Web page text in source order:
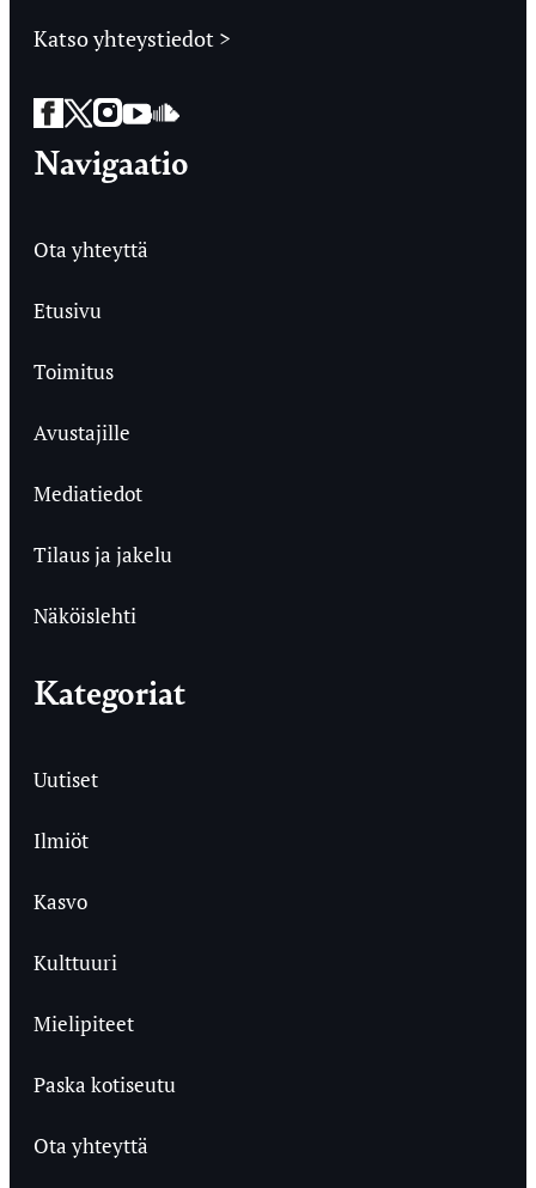
Katso yhteystiedot >
Facebook
Twitter
Instagram
YouTube
SoundCloud
Navigaatio
Ota yhteyttä
Etusivu
Toimitus
Avustajille
Mediatiedot
Tilaus ja jakelu
Näköislehti
Kategoriat
Uutiset
Ilmiöt
Kasvo
Kulttuuri
Mielipiteet
Paska kotiseutu
Ota yhteyttä